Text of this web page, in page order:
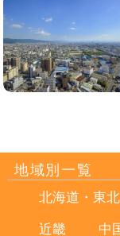
地域別一覧
北海道・東北
近畿
中